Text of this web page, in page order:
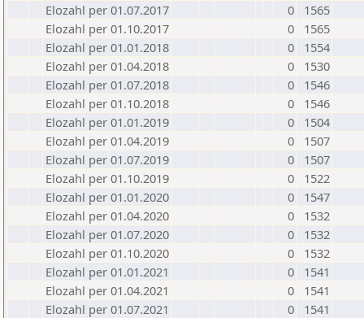
Elozahl per 01.07.2017
0
1565
Elozahl per 01.10.2017
0
1565
Elozahl per 01.01.2018
0
1554
Elozahl per 01.04.2018
0
1530
Elozahl per 01.07.2018
0
1546
Elozahl per 01.10.2018
0
1546
Elozahl per 01.01.2019
0
1504
Elozahl per 01.04.2019
0
1507
Elozahl per 01.07.2019
0
1507
Elozahl per 01.10.2019
0
1522
Elozahl per 01.01.2020
0
1547
Elozahl per 01.04.2020
0
1532
Elozahl per 01.07.2020
0
1532
Elozahl per 01.10.2020
0
1532
Elozahl per 01.01.2021
0
1541
Elozahl per 01.04.2021
0
1541
Elozahl per 01.07.2021
0
1541